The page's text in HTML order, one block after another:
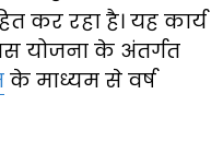
कर रहा है। यह कार्य
योजना के अंतर्गत
के माध्यम से वर्ष